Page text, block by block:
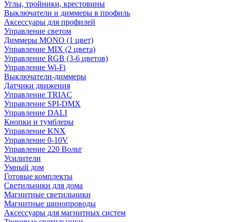
Углы, тройники, крестовины
Выключатели и диммеры в профиль
Аксессуары для профилей
Управление светом
Диммеры MONO (1 цвет)
Управление MIX (2 цвета)
Управление RGB (3-6 цветов)
Управление Wi-Fi
Выключатели-диммеры
Датчики движения
Управление TRIAC
Управление SPI-DMX
Управление DALI
Кнопки и тумблеры
Управление KNX
Управление 0-10V
Управление 220 Вольт
Усилители
Умный дом
Готовые комплекты
Светильники для дома
Магнитные светильники
Магнитные шинопроводы
Аксессуары для магнитных систем